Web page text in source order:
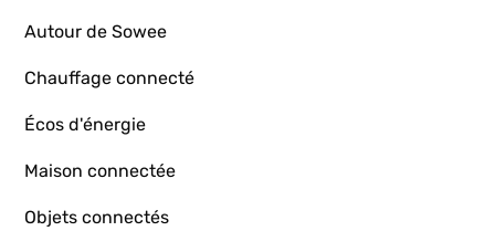
Autour de Sowee
Chauffage connecté
Écos d'énergie
Maison connectée
Objets connectés